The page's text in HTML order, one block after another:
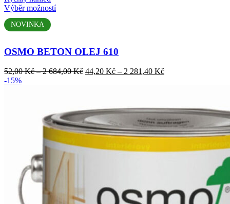
Výběr možnostíTento
Možnosti
vybrat
NOVINKA
OSMO BETON OLEJ 610
52,00Kč – 2 684,00KčRozpětí
2
684,00 Kč
44,20 Kč – 2 281,40 KčRozpětí
2
281,40 Kč
-15%